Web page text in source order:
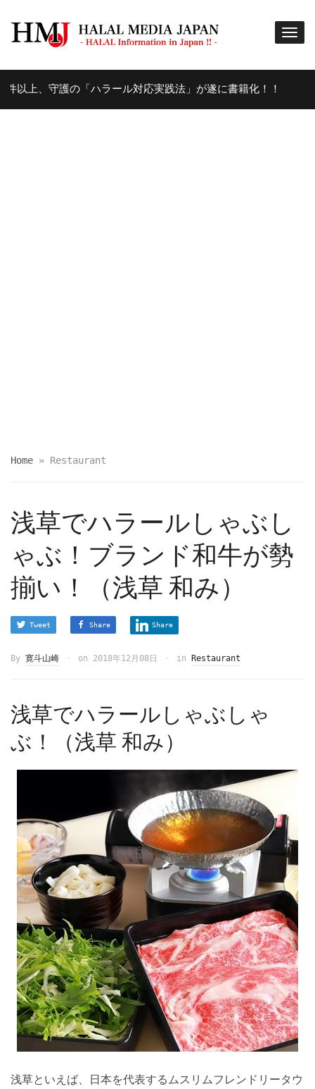
の「ハラール対応実践法」が遂に書籍化！！ 8年 AGO
Home » Restaurant
浅草でハラールしゃぶし
ゃぶ！ブランド和牛が勢
揃い！（浅草 和み）
Tweet Share Share
By 寛斗山崎 on 2018年12月08日 in Restaurant
浅草でハラールしゃぶしゃ
ぶ！（浅草 和み）
浅草といえば、日本を代表するムスリムフレンドリータウ